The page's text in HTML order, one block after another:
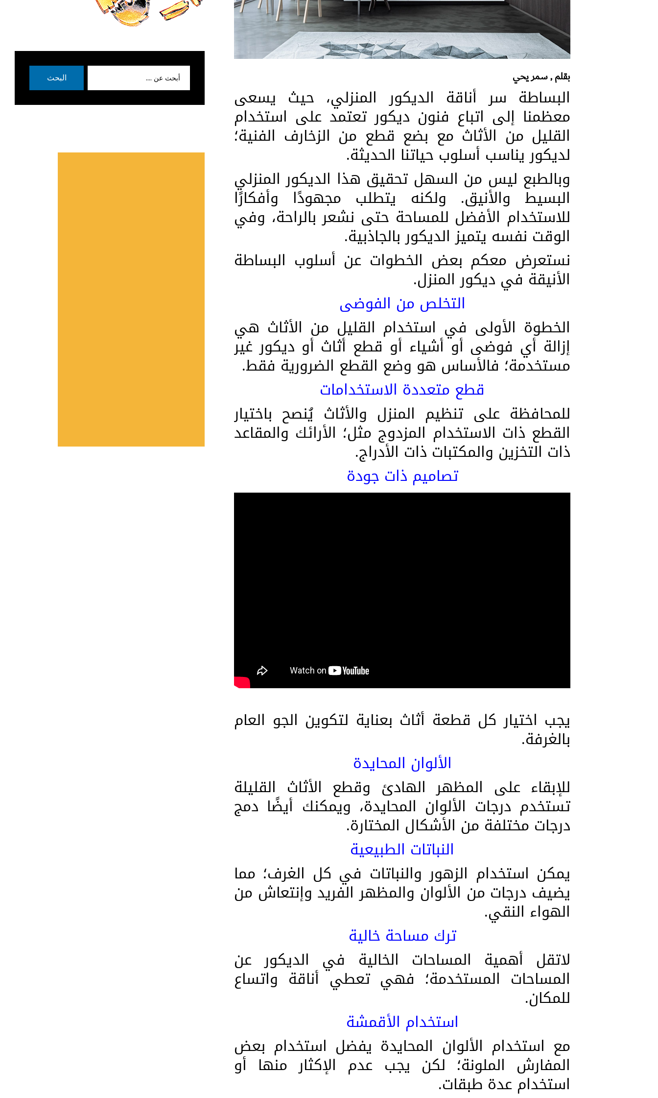
بقلم , سمر يحي
البساطة سر أناقة الديكور المنزلي، حيث يسعى
معظمنا إلى اتباع فنون ديكور تعتمد على استخدام
القليل من الأثاث مع بضع قطع من الزخارف الفنية؛
لديكور يناسب أسلوب حياتنا الحديثة.
وبالطبع ليس من السهل تحقيق هذا الديكور المنزلي
البسيط والأنيق. ولكنه يتطلب مجهودًا وأفكارًا
للاستخدام الأفضل للمساحة حتى نشعر بالراحة، وفي
الوقت نفسه يتميز الديكور بالجاذبية.
نستعرض معكم بعض الخطوات عن أسلوب البساطة
الأنيقة في ديكور المنزل.
التخلص من الفوضى
الخطوة الأولى في استخدام القليل من الأثاث هي
إزالة أي فوضى أو أشياء أو قطع أثاث أو ديكور غير
مستخدمة؛ فالأساس هو وضع القطع الضرورية فقط.
قطع متعددة الاستخدامات
للمحافظة على تنظيم المنزل والأثاث يُنصح باختيار
القطع ذات الاستخدام المزدوج مثل؛ الأرائك والمقاعد
ذات التخزين والمكتبات ذات الأدراج.
تصاميم ذات جودة
يجب اختيار كل قطعة أثاث بعناية لتكوين الجو العام
بالغرفة.
الألوان المحايدة
للإبقاء على المظهر الهادئ وقطع الأثاث القليلة
تستخدم درجات الألوان المحايدة، ويمكنك أيضًا دمج
درجات مختلفة من الأشكال المختارة.
النباتات الطبيعية
يمكن استخدام الزهور والنباتات في كل الغرف؛ مما
يضيف درجات من الألوان والمظهر الفريد وإنتعاش من
الهواء النقي.
ترك مساحة خالية
لاتقل أهمية المساحات الخالية في الديكور عن
المساحات المستخدمة؛ فهي تعطي أناقة واتساع
للمكان.
استخدام الأقمشة
مع استخدام الألوان المحايدة يفضل استخدام بعض
المفارش الملونة؛ لكن يجب عدم الإكثار منها أو
استخدام عدة طبقات.
البحث